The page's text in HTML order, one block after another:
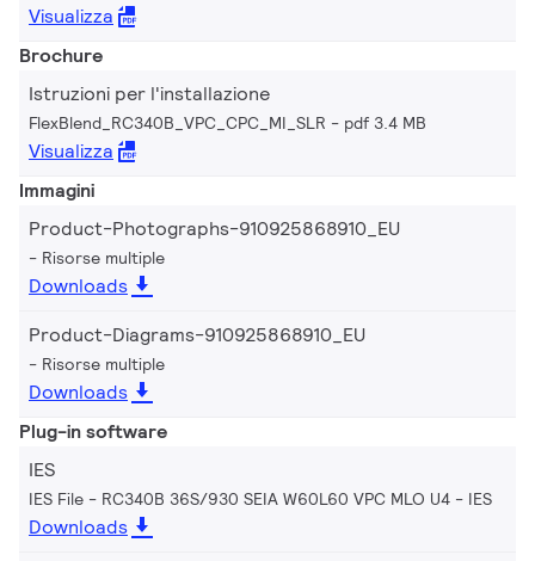
Visualizza
Brochure
Istruzioni per l'installazione
FlexBlend_RC340B_VPC_CPC_MI_SLR pdf 3.4 MB
Visualizza
Immagini
Product-Photographs-910925868910_EU
Risorse multiple
Downloads
Product-Diagrams-910925868910_EU
Risorse multiple
Downloads
Plug-in software
IES
IES File - RC340B 36S/930 SEIA W60L60 VPC MLO U4 IES
Downloads